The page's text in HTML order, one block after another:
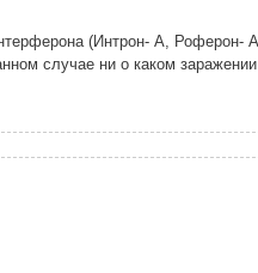
(Интрон- А, Роферон-
случае ни о каком заражении